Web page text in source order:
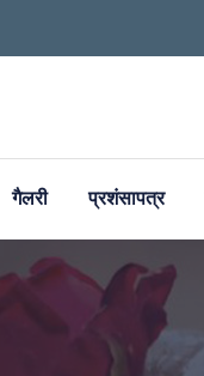
गैलरी प्रशंसापत्र